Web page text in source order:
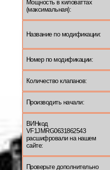
Мощность в киловаттах
(максимальная):
Название по модификации:
Номер по модификации:
Количество клапанов:
Производить начали:
ВИНкод
VF1JMRG0631862543
расшифровали на нашем
сайте:
Проверьте дополнительно